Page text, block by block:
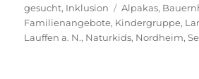
am
gesucht, Inklusion Schlagwörter
Alpakas,
Familienangebote, Kindergruppe,
Lauffen a. N., Naturkids, Nordheim,